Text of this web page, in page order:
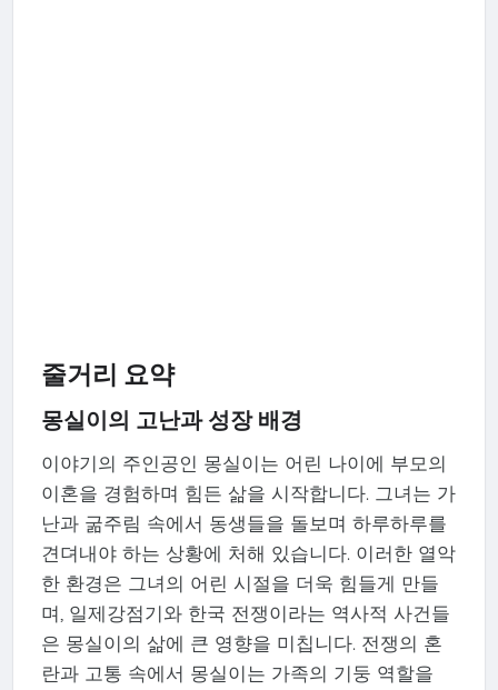
줄거리 요약
몽실이의 고난과 성장 배경
이야기의 주인공인 몽실이는 어린 나이에 부모의
이혼을 경험하며 힘든 삶을 시작합니다. 그녀는 가
난과 굶주림 속에서 동생들을 돌보며 하루하루를
견뎌내야 하는 상황에 처해 있습니다. 이러한 열악
한 환경은 그녀의 어린 시절을 더욱 힘들게 만들
며, 일제강점기와 한국 전쟁이라는 역사적 사건들
은 몽실이의 삶에 큰 영향을 미칩니다. 전쟁의 혼
란과 고통 속에서 몽실이는 가족의 기둥 역할을